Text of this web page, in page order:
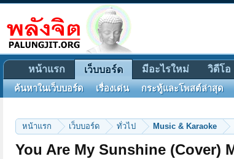
หน้าแรก เว็บบอร์ด ทั่วไป Music & Karaoke
You Are My Sunshine (Cover)
หน้าแรก เว็บบอร์ด
ค้นหาในเว็บบอร์ด เรื่องเด่น กระทู้และโพสต์ล่าสุด
มีอะไรใหม่ วิดีโอ